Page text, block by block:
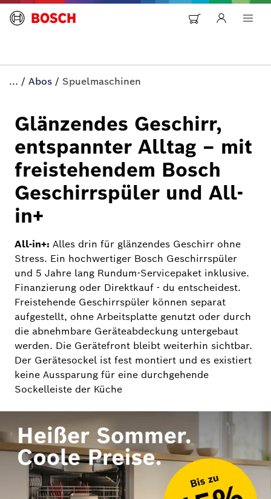
... / Abos / Spuelmaschinen
Glänzendes Geschirr,
entspannter Alltag – mit
freistehendem Bosch
Geschirrspüler und All-
in+
All-in+: Alles drin für glänzendes Geschirr ohne
Stress. Ein hochwertiger Bosch Geschirrspüler
und 5 Jahre lang Rundum-Servicepaket inklusive.
Finanzierung oder Direktkauf - du entscheidest.
Freistehende Geschirrspüler können separat
aufgestellt, ohne Arbeitsplatte genutzt oder durch
die abnehmbare Geräteabdeckung untergebaut
werden. Die Gerätefront bleibt weiterhin sichtbar.
Der Gerätesockel ist fest montiert und es existiert
keine Aussparung für eine durchgehende
Sockelleiste der Küche